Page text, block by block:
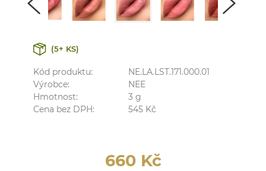
(5+ KS)
Kód produktu:
NE.LA.LST.171.000.01
Výrobce:
NEE
Hmotnost:
3 g
Cena bez DPH:
545 Kč
660 Kč